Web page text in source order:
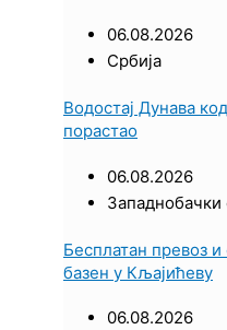
06.08.2026
Србија
Водостај Дунава
порастао
06.08.2026
Западнобачки
Бесплатан превоз
базен у Кљајићеву
06.08.2026